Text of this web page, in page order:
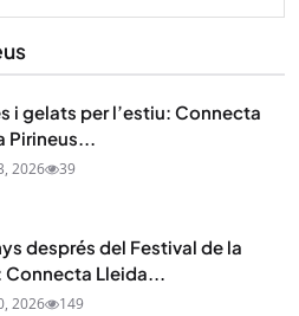
i gelats per l’estiu: Connecta
Pirineus...
2026 39
després del Festival de la
Connecta Lleida...
2026 149